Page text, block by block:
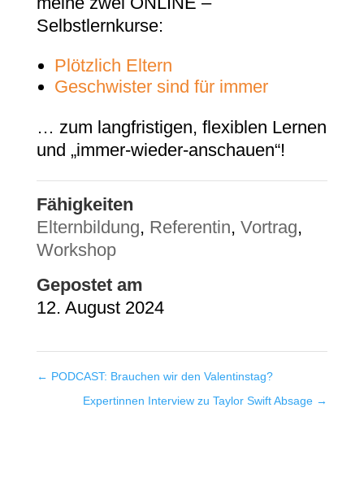
Selbstlernkurse:
Plötzlich Eltern
Geschwister sind für immer
… zum langfristigen, flexiblen Lernen
und „immer-wieder-anschauen“!
Fähigkeiten
Elternbildung, Referentin, Vortrag,
Workshop
Gepostet am
12. August 2024
← PODCAST: Brauchen wir den Valentinstag?
Expertinnen Interview zu Taylor Swift Absage →